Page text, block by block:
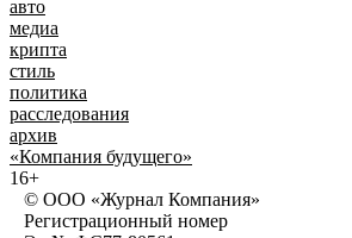
авто
медиа
крипта
стиль
политика
расследования
архив
«Компания будущего»
16+
© ООО «Журнал Компания»
Регистрационный номер